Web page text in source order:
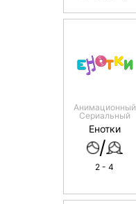
Анимационный
Сериальный
Енотки
/
2 - 4